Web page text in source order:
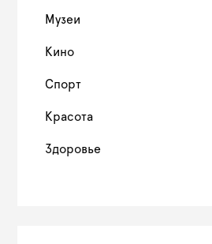
Музеи
Кино
Спорт
Красота
Здоровье